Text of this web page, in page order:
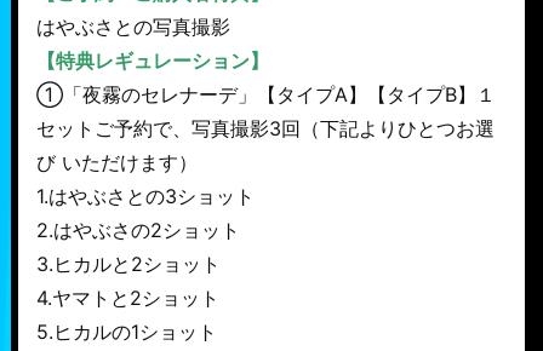
はやぶさとの写真撮影
【特典レギュレーション】
①「夜霧のセレナーデ」【タイプA】【タイプB】１
セットご予約で、写真撮影3回（下記よりひとつお選
び いただけます）
1.はやぶさとの3ショット
2.はやぶさの2ショット
3.ヒカルと2ショット
4.ヤマトと2ショット
5.ヒカルの1ショット